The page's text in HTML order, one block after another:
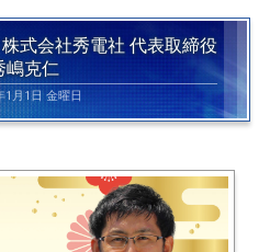
式会社秀電社 代表取締役
嶋克仁
1月1日 金曜日